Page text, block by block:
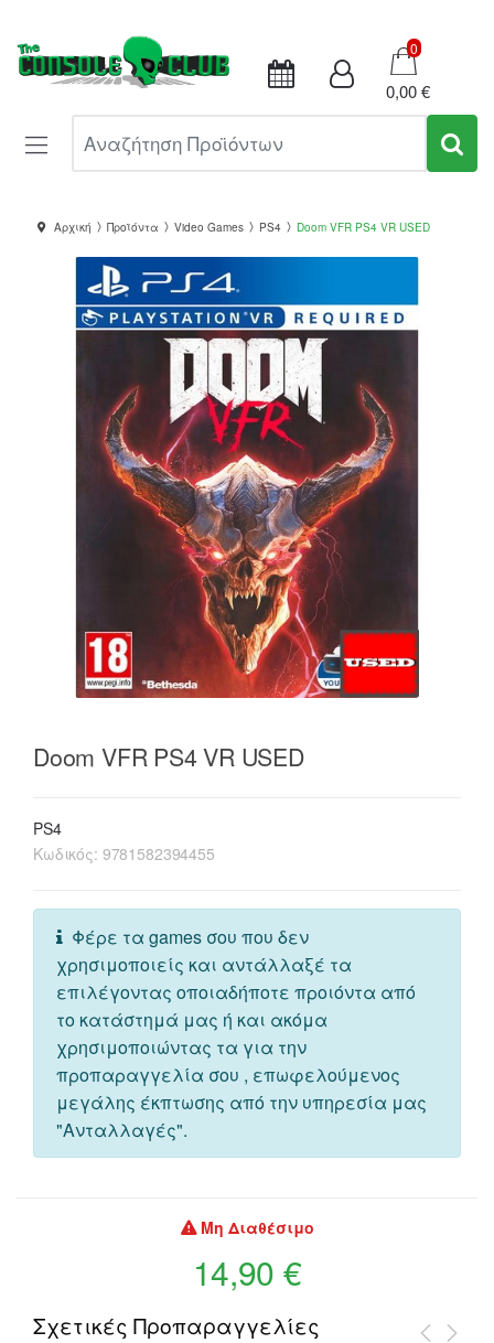
Καλάθι
0
0,00 €
Αρχική Προϊόντα Video Games PS4 Doom VFR PS4 VR USED
Doom VFR PS4 VR USED
PS4
Κωδικός: 9781582394455
Φέρε τα games σου που δεν
χρησιμοποιείς και αντάλλαξέ τα
επιλέγοντας οποιαδήποτε προιόντα από
το κατάστημά μας ή και ακόμα
χρησιμοποιώντας τα για την
προπαραγγελία σου , επωφελούμενος
μεγάλης έκπτωσης από την υπηρεσία μας
"Ανταλλαγές".
Μη Διαθέσιμο
14,90 €
Σχετικές Προπαραγγελίες